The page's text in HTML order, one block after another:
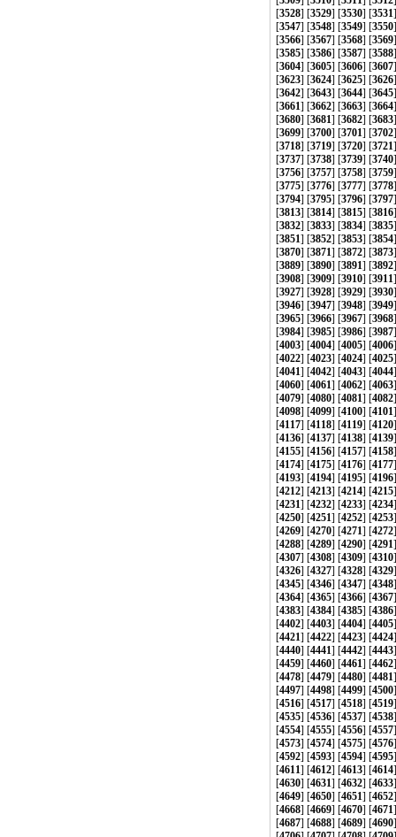
[3528] [3529] [3530] [3531
[3547] [3548] [3549] [3550
[3566] [3567] [3568] [3569
[3585] [3586] [3587] [3588
[3604] [3605] [3606] [3607
[3623] [3624] [3625] [3626
[3642] [3643] [3644] [3645
[3661] [3662] [3663] [3664
[3680] [3681] [3682] [3683
[3699] [3700] [3701] [3702
[3718] [3719] [3720] [3721
[3737] [3738] [3739] [3740
[3756] [3757] [3758] [3759
[3775] [3776] [3777] [3778
[3794] [3795] [3796] [3797
[3813] [3814] [3815] [3816
[3832] [3833] [3834] [3835
[3851] [3852] [3853] [3854
[3870] [3871] [3872] [3873
[3889] [3890] [3891] [3892
[3908] [3909] [3910] [3911
[3927] [3928] [3929] [3930
[3946] [3947] [3948] [3949
[3965] [3966] [3967] [3968
[3984] [3985] [3986] [3987
[4003] [4004] [4005] [4006
[4022] [4023] [4024] [4025
[4041] [4042] [4043] [4044
[4060] [4061] [4062] [4063
[4079] [4080] [4081] [4082
[4098] [4099] [4100] [4101
[4117] [4118] [4119] [4120
[4136] [4137] [4138] [4139
[4155] [4156] [4157] [4158
[4174] [4175] [4176] [4177
[4193] [4194] [4195] [4196
[4212] [4213] [4214] [4215
[4231] [4232] [4233] [4234
[4250] [4251] [4252] [4253
[4269] [4270] [4271] [4272
[4288] [4289] [4290] [4291
[4307] [4308] [4309] [4310
[4326] [4327] [4328] [4329
[4345] [4346] [4347] [4348
[4364] [4365] [4366] [4367
[4383] [4384] [4385] [4386
[4402] [4403] [4404] [4405
[4421] [4422] [4423] [4424
[4440] [4441] [4442] [4443
[4459] [4460] [4461] [4462
[4478] [4479] [4480] [4481
[4497] [4498] [4499] [4500
[4516] [4517] [4518] [4519
[4535] [4536] [4537] [4538
[4554] [4555] [4556] [4557
[4573] [4574] [4575] [4576
[4592] [4593] [4594] [4595
[4611] [4612] [4613] [4614
[4630] [4631] [4632] [4633
[4649] [4650] [4651] [4652
[4668] [4669] [4670] [4671
[4687] [4688] [4689] [4690